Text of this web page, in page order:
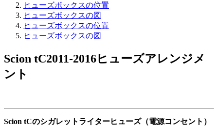
ヒューズボックスの位置
ヒューズボックスの図
ヒューズボックスの位置
ヒューズボックスの図
Scion tC2011-2016ヒューズアレンジメ
ント
Scion tCのシガレットライターヒューズ（電源コンセント）